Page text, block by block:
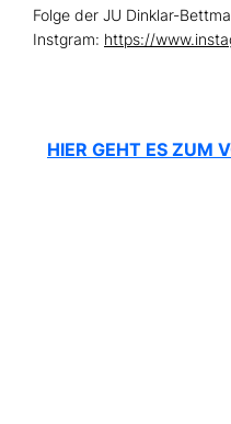
Folge der JU Dinklar-
Instgram: https://
HIER GEHT ES ZUM